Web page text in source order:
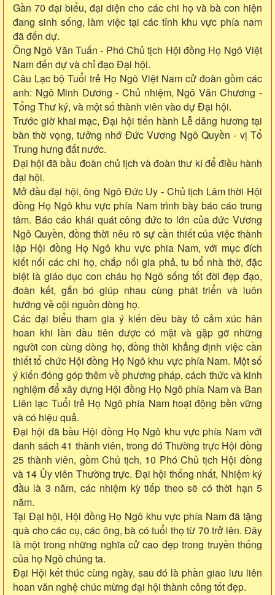
Gần 70 đại biểu, đại diện cho các chi họ và bà con hiện
đang sinh sống, làm việc tại các tỉnh khu vực phía nam
đã đến dự.
Ông Ngô Văn Tuấn - Phó Chủ tịch Hội đồng Họ Ngô Việt
Nam đến dự và chỉ đạo Đại hội.
Câu Lạc bộ Tuổi trẻ Họ Ngô Việt Nam cử đoàn gồm các
anh: Ngô Minh Dương - Chủ nhiệm, Ngô Văn Chương -
Tổng Thư ký, và một số thành viên vào dự Đại hội.
Trước giờ khai mạc, Đại hội tiến hành Lễ dâng hương tại
bàn thờ vọng, tưởng nhớ Đức Vương Ngô Quyền - vị Tổ
Trung hưng đất nước.
Đại hội đã bầu đoàn chủ tịch và đoàn thư kí để điều hành
đại hội.
Mở đầu đại hội, ông Ngô Đức Uy - Chủ tịch Lâm thời Hội
đồng Họ Ngô khu vực phía Nam trình bày báo cáo trung
tâm. Báo cáo khái quát công đức to lớn của đức Vương
Ngô Quyền, đồng thời nêu rõ sự cần thiết của việc thành
lập Hội đồng Họ Ngô khu vực phia Nam, với mục đích
kiết nối các chi họ, chắp nối gia phả, tu bổ nhà thờ, đặc
biệt là giáo dục con cháu họ Ngô sống tốt đời đẹp đạo,
đoàn kết, gắn bó giúp nhau cùng phát triển và luôn
hướng về cội nguồn dòng họ.
Các đại biểu tham gia ý kiến đều bày tỏ cảm xúc hân
hoan khi lần đầu tiên được có mặt và gặp gỡ những
người con cùng dòng họ, đồng thời khẳng định việc cần
thiết tổ chức Hội đồng Họ Ngô khu vực phía Nam. Một số
ý kiến đóng góp thêm về phương pháp, cách thức và kinh
nghiệm để xây dựng Hội đồng Họ Ngô phía Nam và Ban
Liên lạc Tuổi trẻ Họ Ngô phía Nam hoạt động bền vững
và có hiệu quả.
Đại hội đã bầu Hội đồng Họ Ngô khu vực phía Nam với
danh sách 41 thành viên, trong đó Thường trực Hội đồng
25 thành viên, gồm Chủ tịch, 10 Phó Chủ tịch Hội đồng
và 14 Ủy viên Thường trực. Đại hội thống nhất, Nhiệm ký
đầu là 3 năm, các nhiệm kỳ tiếp theo sẽ có thời hạn 5
năm.
Tại Đại hội, Hội đồng Họ Ngô khu vực phía Nam đã tặng
quà cho các cụ, các ông, bà có tuổi thọ từ 70 trở lên. Đây
là một trong những nghĩa cử cao đẹp trong truyền thống
của họ Ngô chúng ta.
Đại Hội kết thúc cùng ngày, sau đó là phần giao lưu liên
hoan văn nghệ chúc mừng đại hội thành công tốt đẹp.